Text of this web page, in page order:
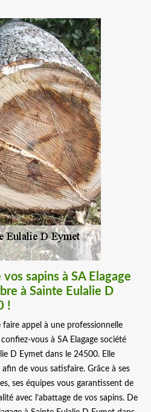
sapins à SA Elagage
à Sainte Eulalie D
!
appel à une professionnelle
vous à SA Elagage société
D Eymet dans le 24500. Elle
de vous satisfaire. Grâce à ses
ses équipes vous garantissent de
avec l’abattage de vos sapins. De